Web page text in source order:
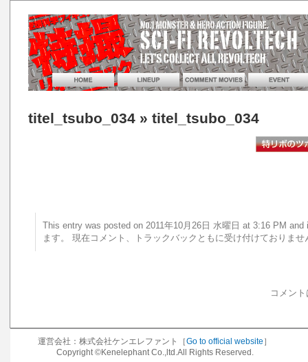
titel_tsubo_034 » titel_tsubo_034
This entry was posted on 2011年10月26日 水曜日 at 3:16 PM
ます。 現在コメント、トラックバックともに受け付けておりませ
コメン
運営会社：株式会社ケンエレファント［Go to official website ］
Copyright ©Kenelephant Co.,ltd.All Rights Reserved.